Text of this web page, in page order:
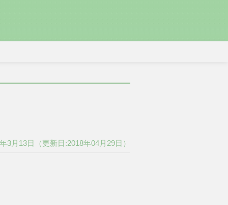
3月13日 （更新日:2018年04月29日）